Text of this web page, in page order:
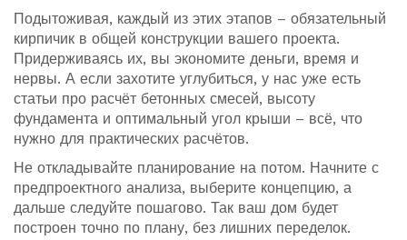
Подытоживая, каждый из этих этапов – обязательный
кирпичик в общей конструкции вашего проекта.
Придерживаясь их, вы экономите деньги, время и
нервы. А если захотите углубиться, у нас уже есть
статьи про расчёт бетонных смесей, высоту
фундамента и оптимальный угол крыши – всё, что
нужно для практических расчётов.
Не откладывайте планирование на потом. Начните с
предпроектного анализа, выберите концепцию, а
дальше следуйте пошагово. Так ваш дом будет
построен точно по плану, без лишних переделок.